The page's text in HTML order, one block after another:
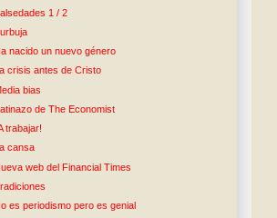
1 / 2
nacido un nuevo género
La crisis antes de Cristo
bias
de The Economist
trabajar!
cansa
web del Financial Times
es periodismo pero es genial